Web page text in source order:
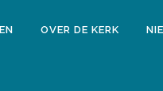
OVER DE KERK